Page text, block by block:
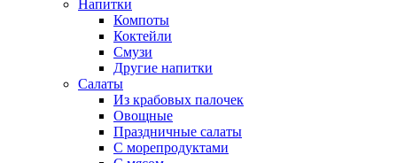
Напитки
Компоты
Коктейли
Смузи
Другие напитки
Салаты
Из крабовых палочек
Овощные
Праздничные салаты
С морепродуктами